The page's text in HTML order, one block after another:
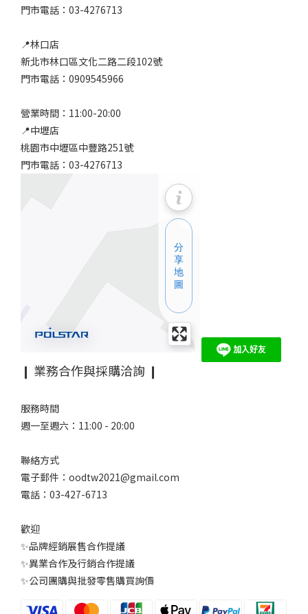
門市電話：03-4276713
📍林口店
新北市林口區文化二路二段102號
門市電話：0909545966
營業時間：11:00-20:00
📍中壢店
桃園市中壢區中豐路251號
門市電話：03-4276713
❙ 業務合作與採購洽詢 ❙
服務時間
週一至週六：11:00 - 20:00
聯絡方式
電子郵件：oodtw2021@gmail.com
電話：03-427-6713
歡迎
✨品牌經銷展售合作提議
✨異業合作及行銷合作提議
✨公司團購與批發零售購買詢價